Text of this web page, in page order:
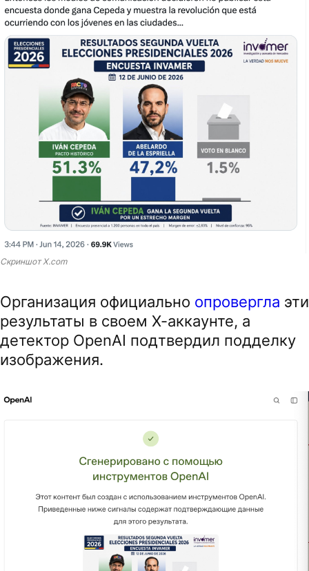
Скриншот X.com
Организация официально опровергла эти
результаты в своем X-аккаунте, а
детектор OpenAI подтвердил подделку
изображения.